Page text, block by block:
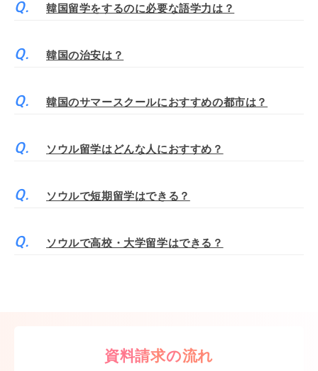
韓国留学をするのに必要な語学力は？
韓国の治安は？
韓国のサマースクールにおすすめの都市は？
ソウル留学はどんな人におすすめ？
ソウルで短期留学はできる？
ソウルで高校・大学留学はできる？
資料請求の流れ